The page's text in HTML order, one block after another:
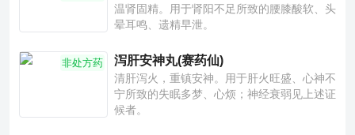
温肾固精。用于肾阳不足所致的腰膝酸软、头
晕耳鸣、遗精早泄。
非处方药 泻肝安神丸(赛药仙)
清肝泻火，重镇安神。用于肝火旺盛、心神不
宁所致的失眠多梦、心烦；神经衰弱见上述证
候者。